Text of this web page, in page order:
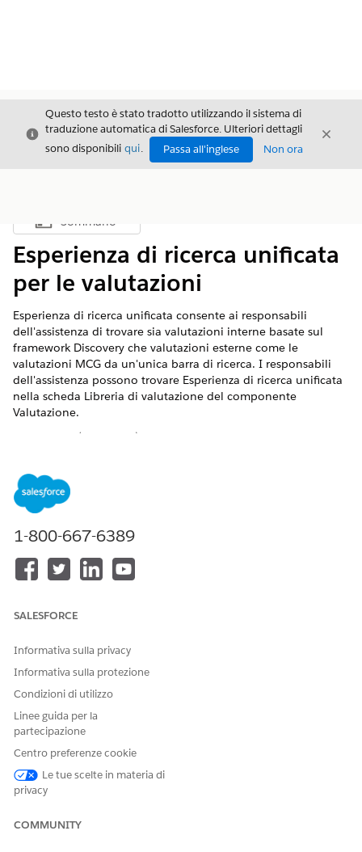
Chiudi
Questo testo è stato tradotto utilizzando il sistema di
traduzione automatica di Salesforce. Ulteriori dettagli
sono disponibili qui. Passa all'inglese Non ora
Chiudi
Mostra sommario
Sommario
Esperienza di ricerca unificata
per le valutazioni
Esperienza di ricerca unificata consente ai responsabili
dell'assistenza di trovare sia valutazioni interne basate sul
framework Discovery che valutazioni esterne come le
valutazioni MCG da un'unica barra di ricerca. I responsabili
dell'assistenza possono trovare Esperienza di ricerca unificata
nella scheda Libreria di valutazione del componente
Valutazione.
VERSIONI (EDITION) RICHIESTE
Disponibile nelle versioni: Lightning Experience
Disponibile in:
Per configurare Esperienza di ricerca unificata per le
unificata per le valutazioni
Facci sapere, così possiamo migliorare!
1-800-667-6389
SALESFORCE
Informativa sulla privacy
Informativa sulla protezione
Condizioni di utilizzo
Linee guida per la
partecipazione
Centro preferenze cookie
Le tue scelte in materia di
privacy
COMMUNITY